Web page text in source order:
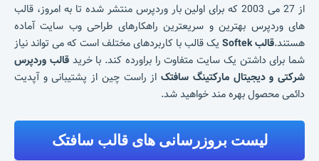
از 27 می 2003 که برای اولین بار وردپرس منتشر شده تا به امروز، قالب
های وردپرس بهترین و سریعترین راهکارهای طراحی وب سایت آماده
هستند.قالب Softek
یک قالب با کاربردهای مختلف است که می تواند نیاز
شما برای داشتن یک سایت متفاوت را براورده کند. با خریدقالب وردپرس
شرکتی و دیجیتال مارکتینگ سافتکاز راست چین از پشتیبانی و آپدیت
دائمی محصول بهره مند خواهید شد.
لیست بروزرسانی های قالب سافتک